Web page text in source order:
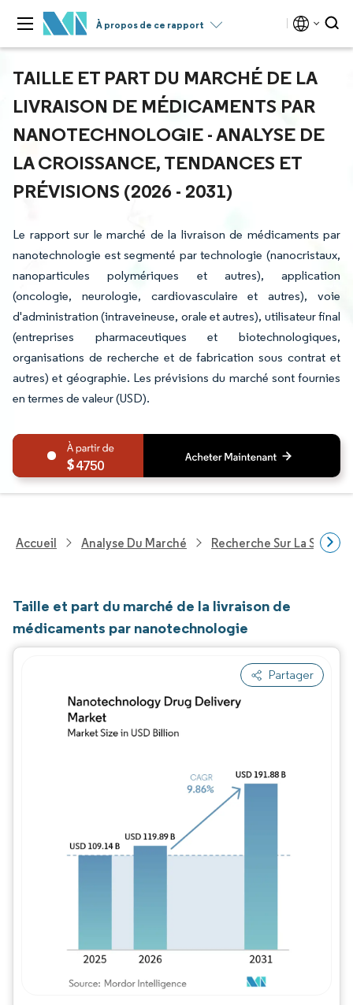
À propos de ce rapport
TAILLE ET PART DU MARCHÉ DE LA
LIVRAISON DE MÉDICAMENTS PAR
NANOTECHNOLOGIE - ANALYSE DE
LA CROISSANCE, TENDANCES ET
PRÉVISIONS (2026 - 2031)
Le rapport sur le marché de la livraison de médicaments par
nanotechnologie est segmenté par technologie (nanocristaux,
nanoparticules polymériques et autres), application
(oncologie, neurologie, cardiovasculaire et autres), voie
d'administration (intraveineuse, orale et autres), utilisateur final
(entreprises pharmaceutiques et biotechnologiques,
organisations de recherche et de fabrication sous contrat et
autres) et géographie. Les prévisions du marché sont fournies
en termes de valeur (USD).
4750
Accueil Analyse Du Marché Recherche Sur La Santé
Taille et part du marché de la livraison de
médicaments par nanotechnologie
Partager
Image © Mordor Intelligence. La